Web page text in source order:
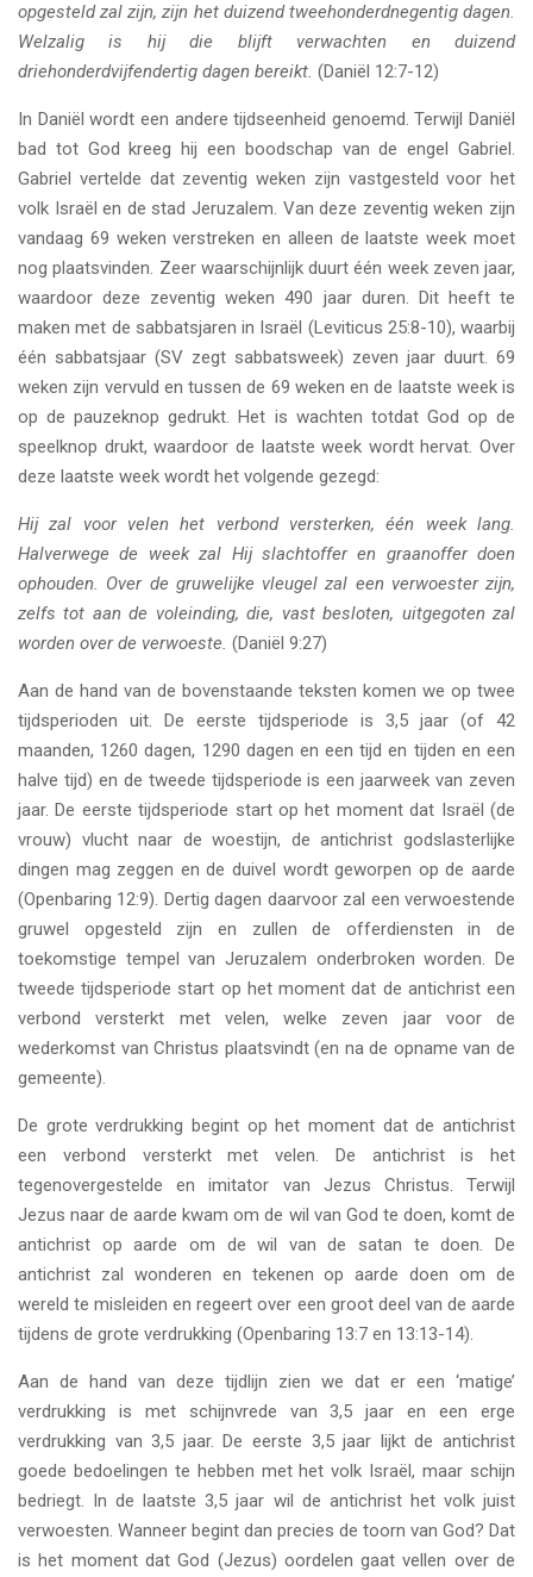
opgesteld zal zijn, zijn het duizend tweehonderdnegentig dagen.
Welzalig is hij die blijft verwachten en duizend
driehonderdvijfendertig dagen bereikt. (Daniël 12:7-12)
In Daniël wordt een andere tijdseenheid genoemd. Terwijl Daniël
bad tot God kreeg hij een boodschap van de engel Gabriel.
Gabriel vertelde dat zeventig weken zijn vastgesteld voor het
volk Israël en de stad Jeruzalem. Van deze zeventig weken zijn
vandaag 69 weken verstreken en alleen de laatste week moet
nog plaatsvinden. Zeer waarschijnlijk duurt één week zeven jaar,
waardoor deze zeventig weken 490 jaar duren. Dit heeft te
maken met de sabbatsjaren in Israël (Leviticus 25:8-10), waarbij
één sabbatsjaar (SV zegt sabbatsweek) zeven jaar duurt. 69
weken zijn vervuld en tussen de 69 weken en de laatste week is
op de pauzeknop gedrukt. Het is wachten totdat God op de
speelknop drukt, waardoor de laatste week wordt hervat. Over
deze laatste week wordt het volgende gezegd:
Hij zal voor velen het verbond versterken, één week lang.
Halverwege de week zal Hij slachtoffer en graanoffer doen
ophouden. Over de gruwelijke vleugel zal een verwoester zijn,
zelfs tot aan de voleinding, die, vast besloten, uitgegoten zal
worden over de verwoeste. (Daniël 9:27)
Aan de hand van de bovenstaande teksten komen we op twee
tijdsperioden uit. De eerste tijdsperiode is 3,5 jaar (of 42
maanden, 1260 dagen, 1290 dagen en een tijd en tijden en een
halve tijd) en de tweede tijdsperiode is een jaarweek van zeven
jaar. De eerste tijdsperiode start op het moment dat Israël (de
vrouw) vlucht naar de woestijn, de antichrist godslasterlijke
dingen mag zeggen en de duivel wordt geworpen op de aarde
(Openbaring 12:9). Dertig dagen daarvoor zal een verwoestende
gruwel opgesteld zijn en zullen de offerdiensten in de
toekomstige tempel van Jeruzalem onderbroken worden. De
tweede tijdsperiode start op het moment dat de antichrist een
verbond versterkt met velen, welke zeven jaar voor de
wederkomst van Christus plaatsvindt (en na de opname van de
gemeente).
De grote verdrukking begint op het moment dat de antichrist
een verbond versterkt met velen. De antichrist is het
tegenovergestelde en imitator van Jezus Christus. Terwijl
Jezus naar de aarde kwam om de wil van God te doen, komt de
antichrist op aarde om de wil van de satan te doen. De
antichrist zal wonderen en tekenen op aarde doen om de
wereld te misleiden en regeert over een groot deel van de aarde
tijdens de grote verdrukking (Openbaring 13:7 en 13:13-14).
Aan de hand van deze tijdlijn zien we dat er een ‘matige’
verdrukking is met schijnvrede van 3,5 jaar en een erge
verdrukking van 3,5 jaar. De eerste 3,5 jaar lijkt de antichrist
goede bedoelingen te hebben met het volk Israël, maar schijn
bedriegt. In de laatste 3,5 jaar wil de antichrist het volk juist
verwoesten. Wanneer begint dan precies de toorn van God? Dat
is het moment dat God (Jezus) oordelen gaat vellen over de